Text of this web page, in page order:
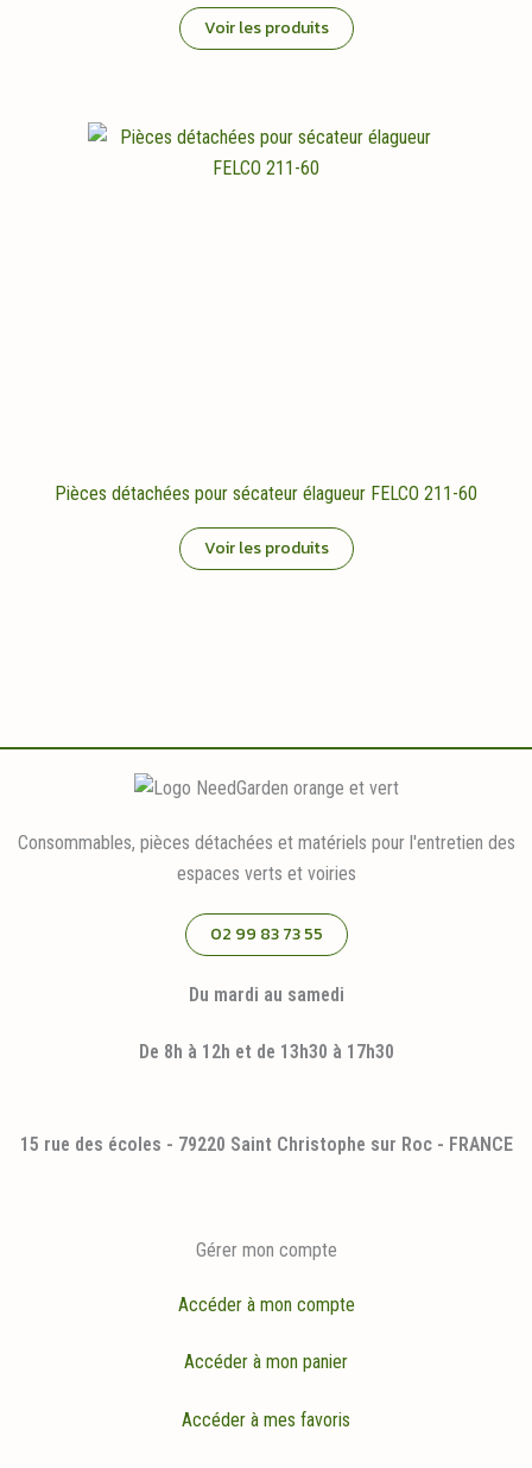
Voir les produits
Pièces détachées pour sécateur élagueur FELCO 211-60
Voir les produits
Consommables, pièces détachées et matériels pour l'entretien des
espaces verts et voiries
02 99 83 73 55
Du mardi au samedi
De 8h à 12h et de 13h30 à 17h30
15 rue des écoles - 79220 Saint Christophe sur Roc - FRANCE
Gérer mon compte
Accéder à mon compte
Accéder à mon panier
Accéder à mes favoris